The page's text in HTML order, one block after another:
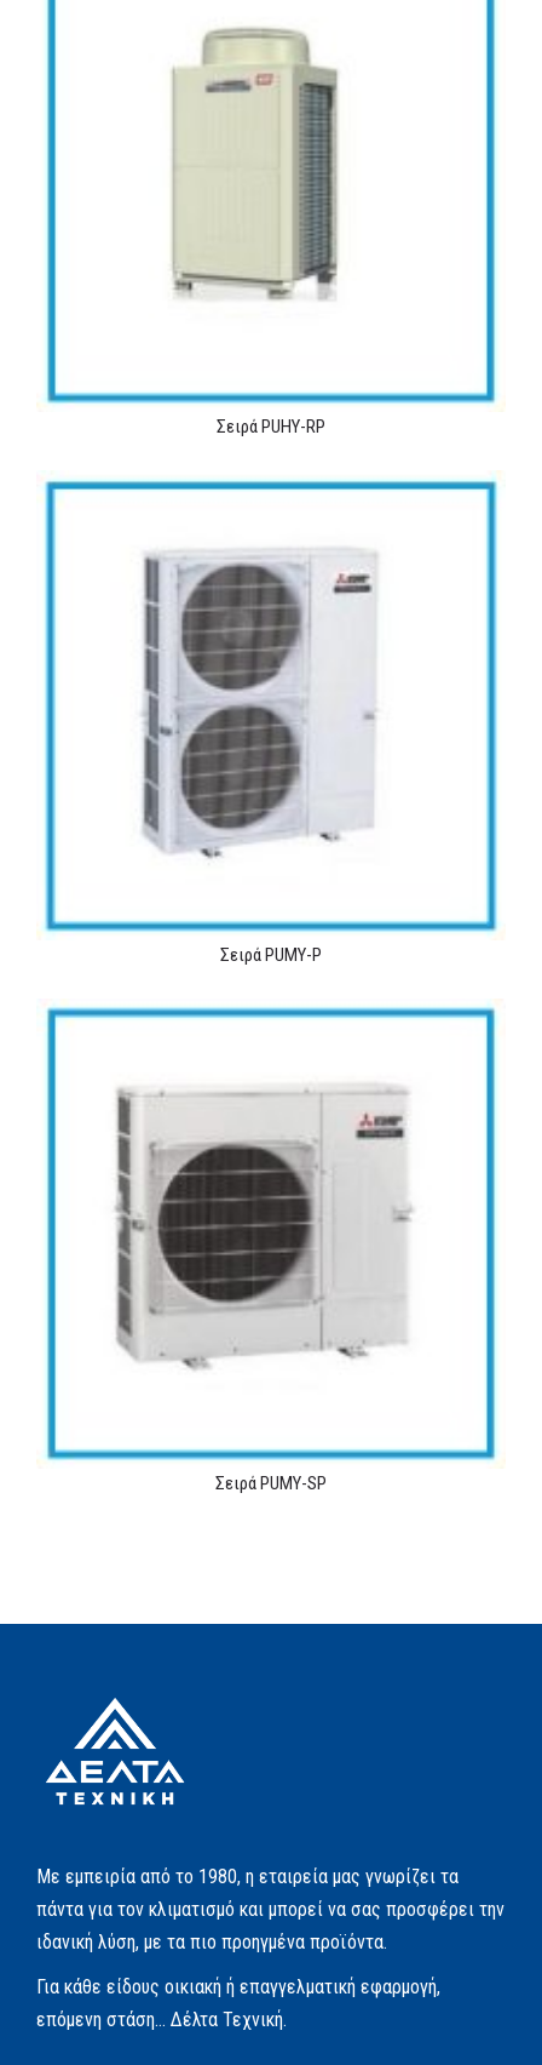
Σειρά PUHY-RP
Σειρά PUMY-P
Σειρά PUMY-SP
Με εμπειρία από το 1980, η εταιρεία μας γνωρίζει τα
πάντα για τον κλιματισμό και μπορεί να σας προσφέρει την
ιδανική λύση, με τα πιο προηγμένα προϊόντα.
Για κάθε είδους οικιακή ή επαγγελματική εφαρμογή,
επόμενη στάση… Δέλτα Τεχνική.